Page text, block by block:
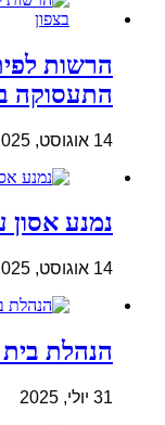
הרשות
התעסוקה
14 אוגוסט, 2025
נמנע אסון
14 אוגוסט, 2025
הנהלת
31 יולי, 2025